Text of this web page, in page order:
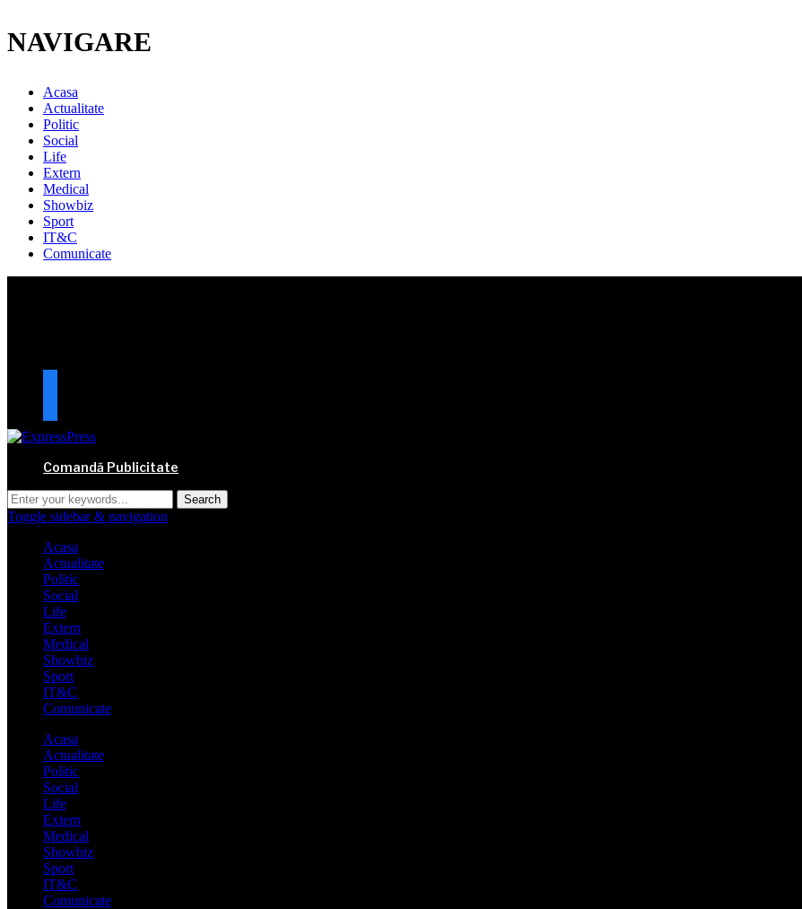
NAVIGARE
Acasa
Actualitate
Politic
Social
Life
Extern
Medical
Showbiz
Sport
IT&C
Comunicate
Comandă Publicitate
Toggle sidebar & navigation
Acasa
Actualitate
Politic
Social
Life
Extern
Medical
Showbiz
Sport
IT&C
Comunicate
Acasa
Actualitate
Politic
Social
Life
Extern
Medical
Showbiz
Sport
IT&C
Comunicate